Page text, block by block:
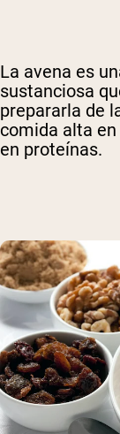
La avena es
sustanciosa
prepararla de
comida alta
en proteínas.